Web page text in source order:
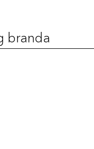
branda